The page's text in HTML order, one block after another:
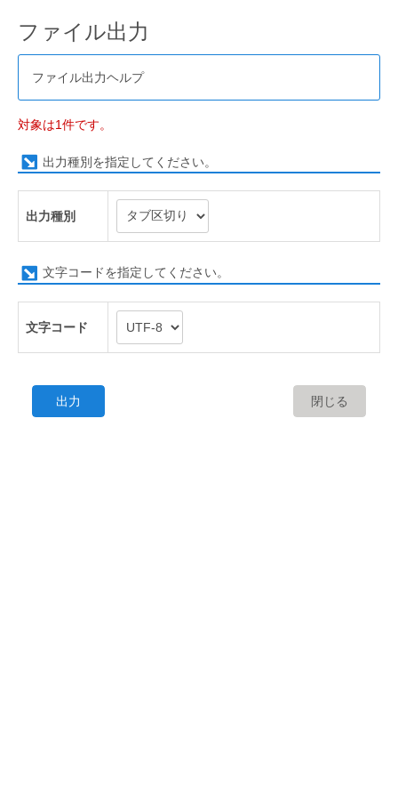
ファイル出力
ファイル出力ヘルプ
対象は1件です。
出力種別を指定してください。
出力種別
文字コードを指定してください。
文字コード